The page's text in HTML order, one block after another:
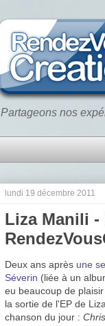
Partageons nos
lundi 19 décembre 2011
Liza Manili
Deux ans après une
Séverin (liée à un
eu beaucoup de
la sortie de l'EP de
chanson du jour :